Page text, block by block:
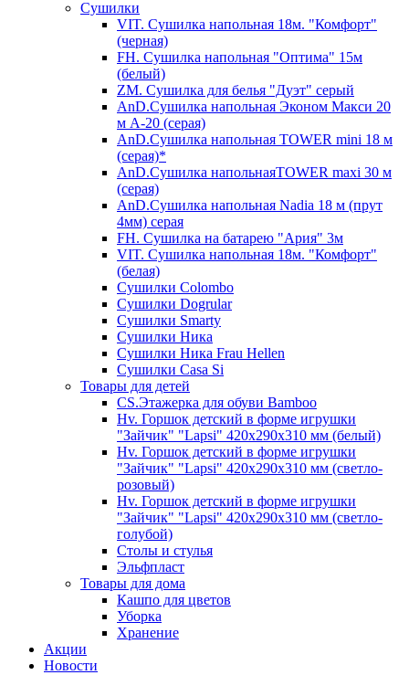
Сушилки
VIT. Сушилка напольная 18м. "Комфорт"
(черная)
FH. Сушилка напольная "Оптима" 15м
(белый)
ZM. Сушилка для белья "Дуэт" серый
AnD.Сушилка напольная Эконом Макси 20
м А-20 (серая)
AnD.Сушилка напольная TOWER mini 18 м
(серая)*
AnD.Сушилка напольнаяTOWER maxi 30 м
(серая)
AnD.Сушилка напольная Nadia 18 м (прут
4мм) серая
FH. Сушилка на батарею "Ария" 3м
VIT. Сушилка напольная 18м. "Комфорт"
(белая)
Cушилки Colombo
Сушилки Dogrular
Сушилки Smarty
Сушилки Ника
Сушилки Ника Frau Hellen
Сушилки Сasa Si
Товары для детей
CS.Этажерка для обуви Bamboo
Hv. Горшок детский в форме игрушки
"Зайчик" "Lapsi" 420х290х310 мм (белый)
Hv. Горшок детский в форме игрушки
"Зайчик" "Lapsi" 420х290х310 мм (светло-
розовый)
Hv. Горшок детский в форме игрушки
"Зайчик" "Lapsi" 420х290х310 мм (светло-
голубой)
Столы и стулья
Эльфпласт
Товары для дома
Кашпо для цветов
Уборка
Хранение
Акции
Новости